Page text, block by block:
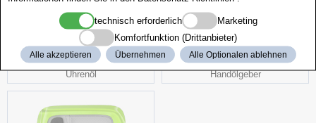
Uhrenöl Handölgeber
technisch erforderlich
Marketing
Komfortfunktion (Drittanbieter)
Alle akzeptieren Übernehmen Alle Optionalen ablehnen